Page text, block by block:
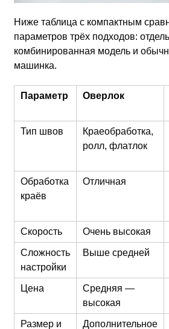
Ниже таблица с компактным
параметров трёх подходов:
комбинированная модель и
машинка.
Параметр Оверлок
Тип швов
Краеобработка,
ролл, флатлок
Обработка
краёв
Отличная
Скорость Очень высокая
Сложность
настройки
Выше средней
Цена
Средняя —
высокая
Размер и Дополнительное